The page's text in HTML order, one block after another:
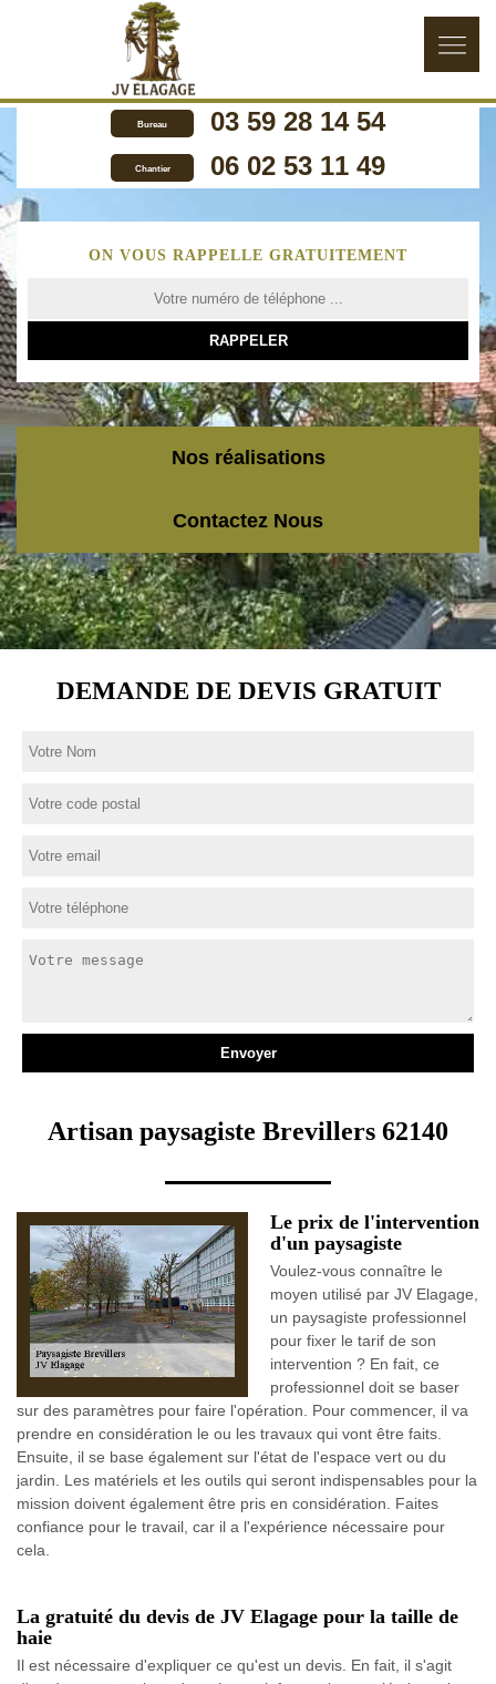
Bureau 03 59 28 14 54
Chantier 06 02 53 11 49
ON VOUS RAPPELLE GRATUITEMENT
Nos réalisations
Contactez Nous
DEMANDE DE DEVIS GRATUIT
Artisan paysagiste Brevillers 62140
Le prix de l'intervention
d'un paysagiste
Voulez-vous connaître le
moyen utilisé par JV Elagage,
un paysagiste professionnel
pour fixer le tarif de son
intervention ? En fait, ce
professionnel doit se baser
sur des paramètres pour faire l'opération. Pour commencer, il va
prendre en considération le ou les travaux qui vont être faits.
Ensuite, il se base également sur l'état de l'espace vert ou du
jardin. Les matériels et les outils qui seront indispensables pour la
mission doivent également être pris en considération. Faites
confiance pour le travail, car il a l'expérience nécessaire pour
cela.
La gratuité du devis de JV Elagage pour la taille de
haie
Il est nécessaire d'expliquer ce qu'est un devis. En fait, il s'agit